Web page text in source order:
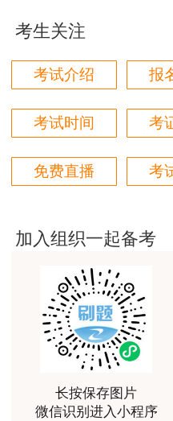
们网站教学质量越来越
果！
用户m5****66
用户m5****66
3位老师，讲的都非常的
用户m9****88
俗易懂，重点突出，模
识点很多，尤其是实务
问，让小白学员也能一
荐[强][强]
用户jl****un
感谢教育网的多年支持
老师讲课认真负责，要
考生关注
考试介绍 报
考试时间 考
免费直播 考
加入组织一起备考
长按保存图片
微信识别进入小程序